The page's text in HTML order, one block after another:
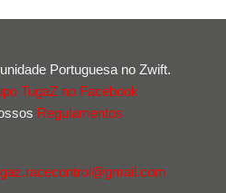
Portuguesa no Zwift.
TugaZ no Facebook
Regulamentos